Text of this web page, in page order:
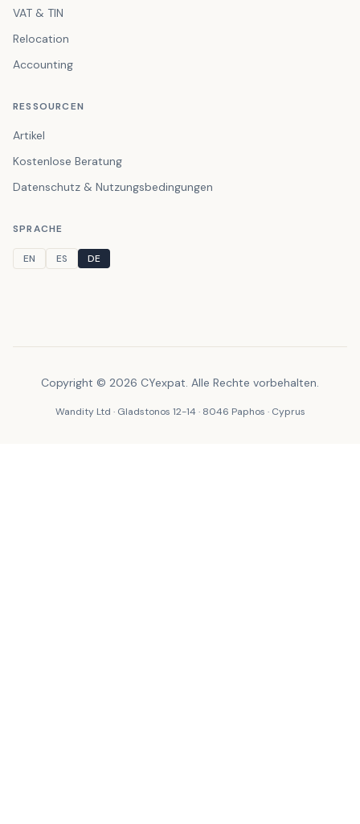
VAT & TIN
Relocation
Accounting
RESSOURCEN
Artikel
Kostenlose Beratung
Datenschutz & Nutzungsbedingungen
SPRACHE
EN ES DE
Copyright © 2026 CYexpat. Alle Rechte vorbehalten.
Wandity Ltd · Gladstonos 12-14 · 8046 Paphos · Cyprus